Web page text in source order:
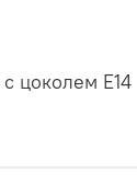
цоколем Е14